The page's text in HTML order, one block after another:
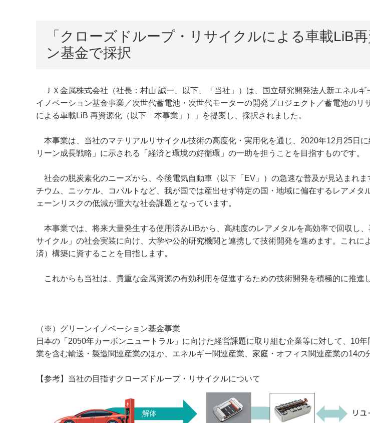
「クローズドループ・リサイクルによる車載LiB
ン基金で採択
ＪＸ金属株式会社（社長：村山 誠一、以下、「当社」）は、国立研究開発法人新エネル
イノベーション基金事業／次世代蓄電池・次世代モーターの開発プロジェクト／蓄電池のリ
による車載LiB 再資源化（以下「本事業」）」を提案し、採択されました。
本事業は、当社のマテリアルリサイクル技術の高度化・実用化を通じ、2020年12月25日
リーン成長戦略」に示される「経済と環境の好循環」の一助を担うことを目指すものです。
社会の脱炭素化のニーズから、今後電気自動車（以下「EV」）の急速な普及が見込まれ
チウム、ニッケル、コバルトなど、我が国では産出せず特定の国・地域に偏在するレアメ
ェーンリスクの低減が重大な社会課題となっています。
本事業では、将来大量発生する使用済みLiBから、高純度のレアメタルを高効率で回収し
サイクル」の社会実装に向け、大学や公的研究機関と連携して技術開発を進めます。これ
済）構築に資することを目指します。
これからも当社は、貴重な金属資源の有効利用を促進するための技術開発を積極的に推進
（※）グリーンイノベーション基金事業
日本の「2050年カーボンニュートラル」に向けた経営課題に取り組む企業等に対して、10
業を含む輸送・製造関連産業のほか、エネルギー関連産業、家庭・オフィス関連産業の14の
【参考】当社の目指すクローズドループ・リサイクルについて